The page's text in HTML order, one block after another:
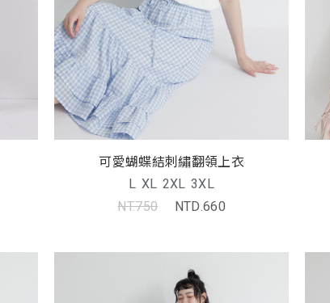
可愛蝴蝶結刺繡翻領上衣
L XL 2XL 3XL
NT.750
NTD.660